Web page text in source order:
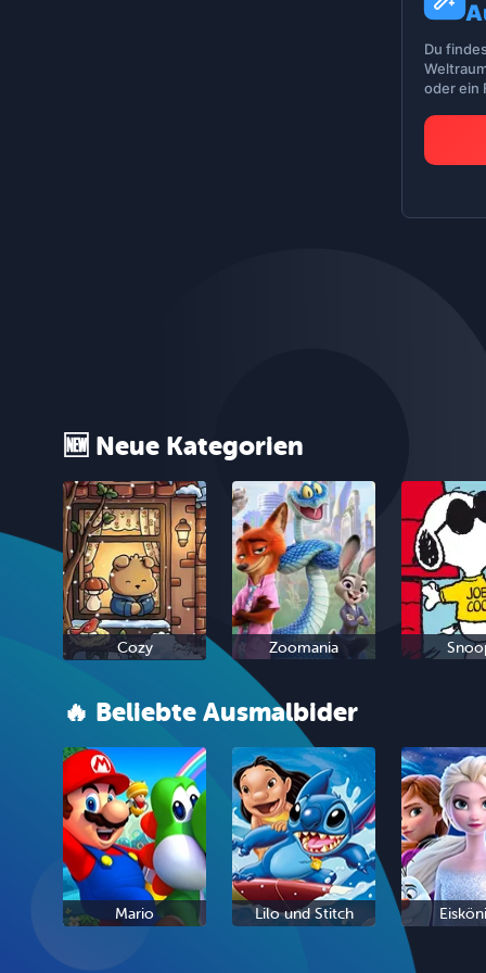
Du
oder ein
🆕 Neue Kategorien
Cozy Zoomania
🔥 Beliebte Ausmalbider
Mario Lilo und Stitch